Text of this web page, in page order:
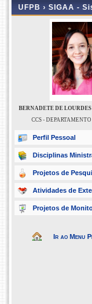
UFPB › SIGAA -
BERNADETE DE
CCS -
Perfil Pessoal
Disciplinas
Projetos de
Atividades de
Projetos de
Ir ao Menu